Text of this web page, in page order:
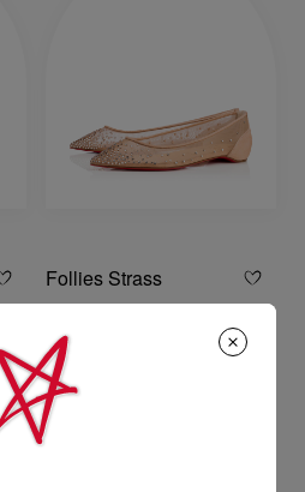
Follies Strass
HK$ 10.900,00